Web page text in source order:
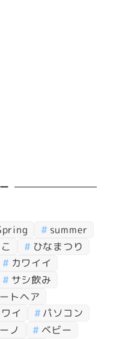
summer
ひなまつり
カワイイ
サシ飲み
トヘア
イ
パソコン
ノ
ベビー